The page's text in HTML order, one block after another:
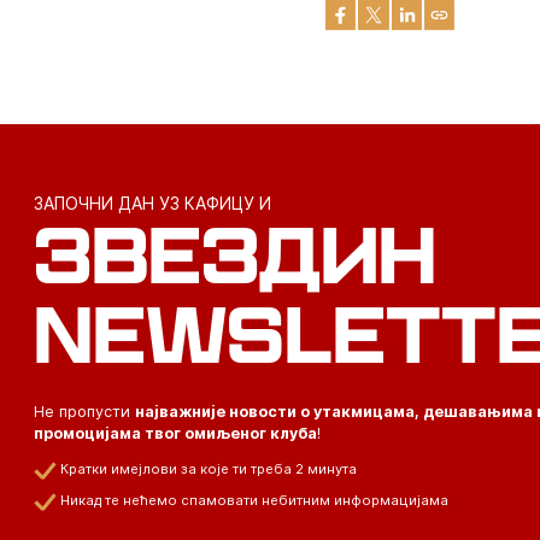
ЗАПОЧНИ ДАН УЗ КАФИЦУ И
ЗВЕЗДИН
Не пропусти најважније новости о утакмицама, дешавањима
промоцијама твог омиљеног клуба!
Кратки имејлови за које ти треба 2 минута
Никад те нећемо спамовати небитним информацијама